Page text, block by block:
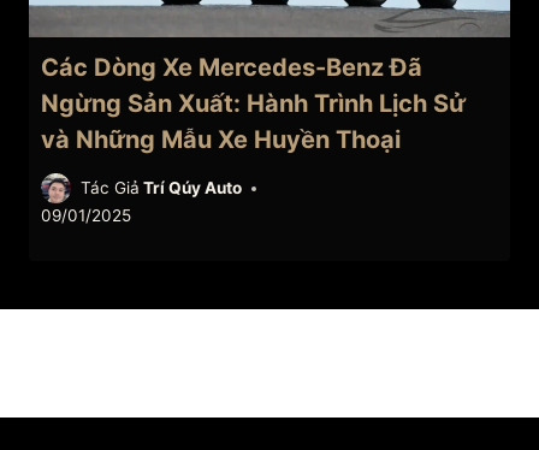
Các Dòng Xe Mercedes-Benz Đã
Ngừng Sản Xuất: Hành Trình Lịch Sử
và Những Mẫu Xe Huyền Thoại
Tác Giả Trí Qúy Auto
09/01/2025